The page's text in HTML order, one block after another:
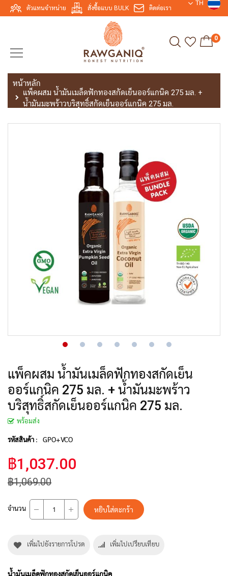
ตัวแทนจำหน่าย สั่งซื้อแบบ BULK ติดต่อเรา
TH
0
หน้าหลัก
แพ็คผสม น้ำมันเมล็ดฟักทองสกัดเย็นออร์แกนิค 275 มล. +
น้ำมันมะพร้าวบริสุทธิ์สกัดเย็นออร์แกนิค 275 มล.
แพ็คผสม น้ำมันเมล็ดฟักทองสกัดเย็น
ออร์แกนิค 275 มล. + น้ำมันมะพร้าว
บริสุทธิ์สกัดเย็นออร์แกนิค 275 มล.
พร้อมส่ง
รหัสสินค้า : GPO+VCO
฿1,037.00
฿1,069.00
จำนวน หยิบใส่ตะกร้า
เพิ่มไปยังรายการโปรด เพิ่มไปเปรียบเทียบ